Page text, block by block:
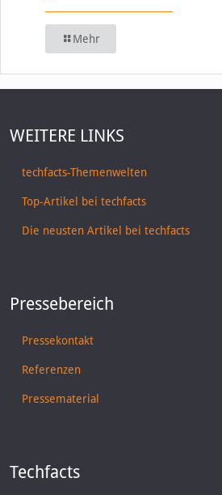
Mehr
WEITERE LINKS
techfacts-Themenwelten
Top-Artikel bei techfacts
Die neusten Artikel bei techfacts
Pressebereich
Pressekontakt
Referenzen
Pressematerial
Techfacts